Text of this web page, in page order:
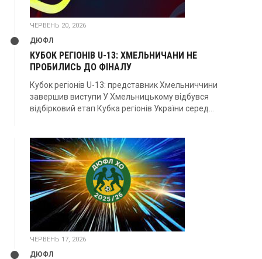
ЧЕРВЕНЬ 20, 2026
ДЮФЛ
КУБОК РЕГІОНІВ U-13: ХМЕЛЬНИЧАНИ НЕ
ПРОБИЛИСЬ ДО ФІНАЛУ
Кубок регіонів U-13: представник Хмельниччини
завершив виступи У Хмельницькому відбувся
відбірковий етап Кубка регіонів України серед...
ЧЕРВЕНЬ 17, 2026
ДЮФЛ